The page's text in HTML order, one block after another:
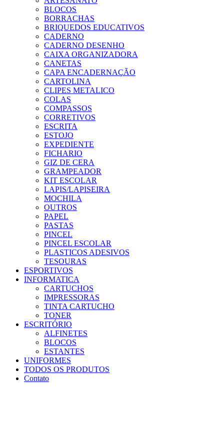
BLOCOS
BORRACHAS
BRIQUEDOS EDUCATIVOS
CADERNO
CADERNO DESENHO
CAIXA ORGANIZADORA
CANETAS
CAPA ENCADERNAÇÃO
CARTOLINA
CLIPES METALICO
COLAS
COMPASSOS
CORRETIVOS
ESCRITA
ESTOJO
EXPEDIENTE
FICHARIO
GIZ DE CERA
GRAMPEADOR
KIT ESCOLAR
LAPIS/LAPISEIRA
MOCHILA
OUTROS
PAPEL
PASTAS
PINCEL
PINCEL ESCOLAR
PLASTICOS ADESIVOS
TESOURAS
ESPORTIVOS
INFORMATICA
CARTUCHOS
IMPRESSORAS
TINTA CARTUCHO
TONER
ESCRITÓRIO
ALFINETES
BLOCOS
ESTANTES
UNIFORMES
TODOS OS PRODUTOS
Contato